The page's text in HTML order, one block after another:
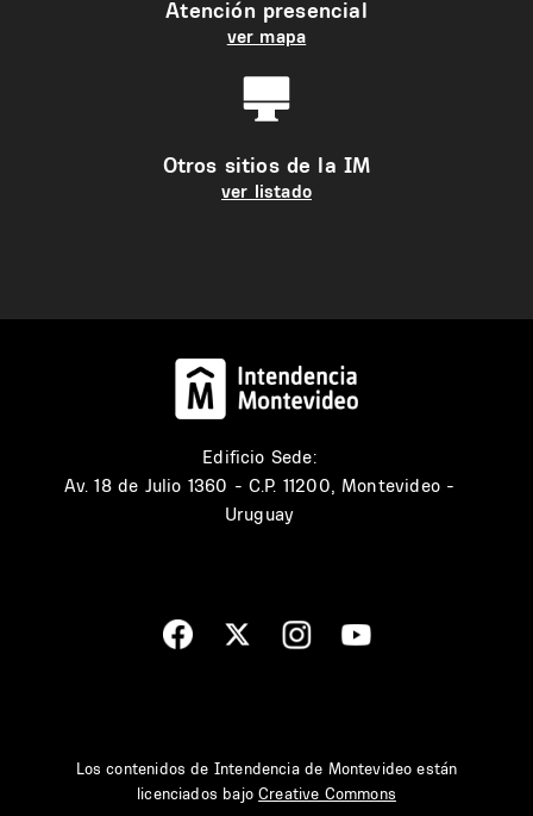
Atención presencial
ver mapa
Otros sitios de la IM
ver listado
Edificio Sede:
Av. 18 de Julio 1360 - C.P. 11200, Montevideo -
Uruguay
Los contenidos de Intendencia de Montevideo están
licenciados bajoCreative Commons